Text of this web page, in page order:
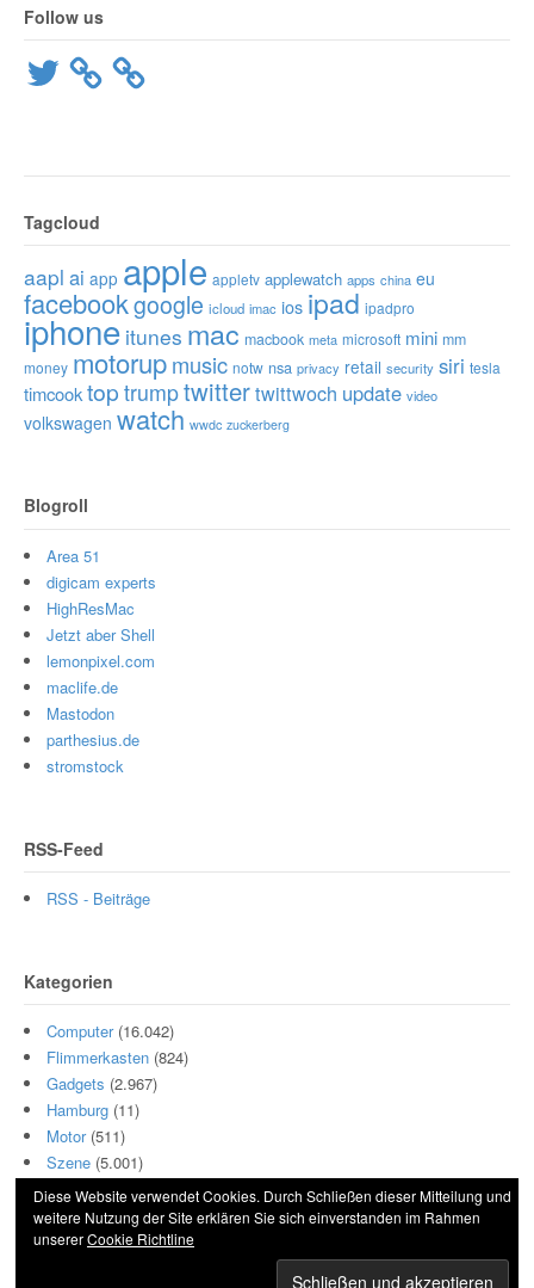
Follow us
Twitter
Tagcloud
aapl ai app apple appletv applewatch apps china eu
facebookgoogle icloud imac ios ipad ipadpro
iphone itunes mac macbook meta microsoft mini mm
money motorupmusic notw nsa privacy retail security siri tesla
timcooktop trumptwittertwittwoch update video
volkswagen watch wwdc zuckerberg
Blogroll
Area 51
digicam experts
HighResMac
Jetzt aber Shell
lemonpixel.com
maclife.de
Mastodon
parthesius.de
stromstock
RSS-Feed
RSS - Beiträge
Kategorien
Computer(16.042)
Flimmerkasten (824)
Gadgets (2.967)
Hamburg (11)
Motor(511)
Szene (5.001)
© 2026 Hightech und Blech. All Rights Reserved.
Diese Website verwendet Cookies. Durch Schließen dieser Mitteilung und
weitere Nutzung der Site erklären Sie sich einverstanden im Rahmen
unsererCookie Richtline